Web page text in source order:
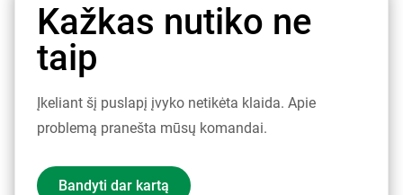
Kažkas nutiko ne
taip
Įkeliant šį puslapį įvyko netikėta klaida. Apie
problemą pranešta mūsų komandai.
Bandyti dar kartą